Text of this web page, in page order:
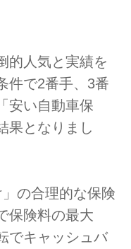
的人気と実績を
件で2番手、3番
安い自動車保
果となりまし
の合理的な保険
保険料の最大
でキャッシュバ